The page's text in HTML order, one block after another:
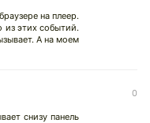
на плеер.
из этих событий.
А на моем
0
снизу панель